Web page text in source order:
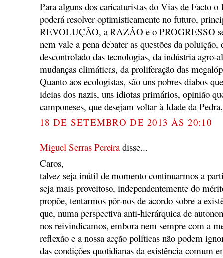
Para alguns dos caricaturistas do Vias de Facto
poderá resolver optimisticamente no futuro,
REVOLUÇÃO, a RAZÂO e o PROGRESSO se
nem vale a pena debater as questões da
descontrolado das tecnologias, da indústria agro-
mudanças climáticas, da proliferação das
Quanto aos ecologistas, são uns pobres diabos
ideias dos nazis, uns idiotas primários, opinião
camponeses, que desejam voltar à Idade da Pedra.
18 DE SETEMBRO DE 2013 ÀS 20:10
Miguel Serras Pereiradisse...
Caros,
talvez seja inútil de momento continuarmos a
seja mais proveitoso, independentemente do
propõe, tentarmos pôr-nos de acordo sobre a
que, numa perspectiva anti-hierárquica de
nos reivindicamos, embora nem sempre com a
reflexão e a nossa acção políticas não podem
das condições quotidianas da existência comum